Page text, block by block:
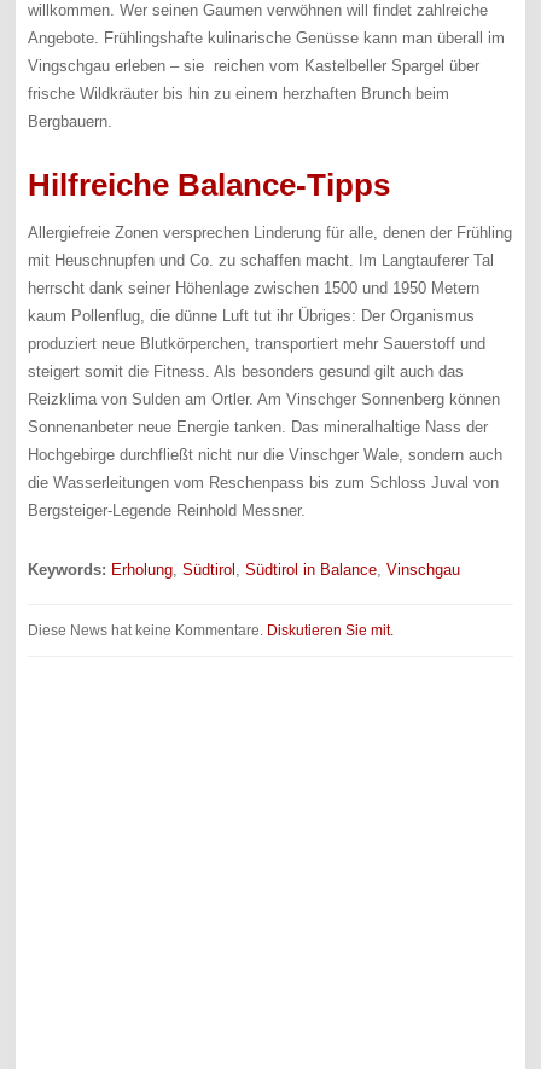
willkommen. Wer seinen Gaumen verwöhnen will findet zahlreiche
Angebote. Frühlingshafte kulinarische Genüsse kann man überall im
Vingschgau erleben – sie reichen vom Kastelbeller Spargel über
frische Wildkräuter bis hin zu einem herzhaften Brunch beim
Bergbauern.
Hilfreiche Balance-Tipps
Allergiefreie Zonen versprechen Linderung für alle, denen der Frühling
mit Heuschnupfen und Co. zu schaffen macht. Im Langtauferer Tal
herrscht dank seiner Höhenlage zwischen 1500 und 1950 Metern
kaum Pollenflug, die dünne Luft tut ihr Übriges: Der Organismus
produziert neue Blutkörperchen, transportiert mehr Sauerstoff und
steigert somit die Fitness. Als besonders gesund gilt auch das
Reizklima von Sulden am Ortler. Am Vinschger Sonnenberg können
Sonnenanbeter neue Energie tanken. Das mineralhaltige Nass der
Hochgebirge durchfließt nicht nur die Vinschger Wale, sondern auch
die Wasserleitungen vom Reschenpass bis zum Schloss Juval von
Bergsteiger-Legende Reinhold Messner.
Keywords: Erholung,Südtirol ,Südtirol in Balance,Vinschgau
Diese News hat keine Kommentare. Diskutieren Sie mit.